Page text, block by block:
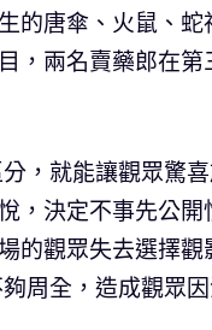
的唐傘、火鼠、蛇
，兩名賣藥郎在
，就能讓觀眾驚
，決定不事先公
的觀眾失去選擇
周全，造成觀眾